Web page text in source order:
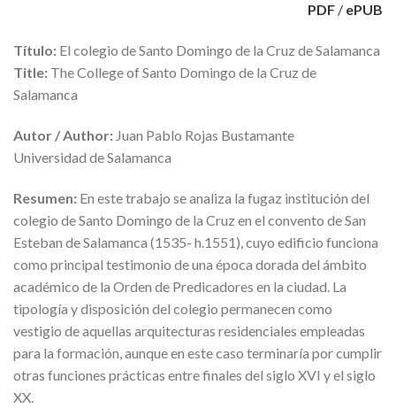
PDF / ePUB
Título: El colegio de Santo Domingo de la Cruz de Salamanca
Title: The College of Santo Domingo de la Cruz de
Salamanca
Autor / Author: Juan Pablo Rojas Bustamante
Universidad de Salamanca
Resumen: En este trabajo se analiza la fugaz institución del
colegio de Santo Domingo de la Cruz en el convento de San
Esteban de Salamanca (1535- h.1551), cuyo edificio funciona
como principal testimonio de una época dorada del ámbito
académico de la Orden de Predicadores en la ciudad. La
tipología y disposición del colegio permanecen como
vestigio de aquellas arquitecturas residenciales empleadas
para la formación, aunque en este caso terminaría por cumplir
otras funciones prácticas entre finales del siglo XVI y el siglo
XX.